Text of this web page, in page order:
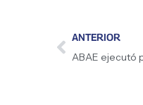
ANTERIOR
ABAE ejecutó